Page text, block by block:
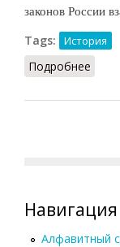
законов России
Tags: История
Подробнее
Навигация
Алфавитный